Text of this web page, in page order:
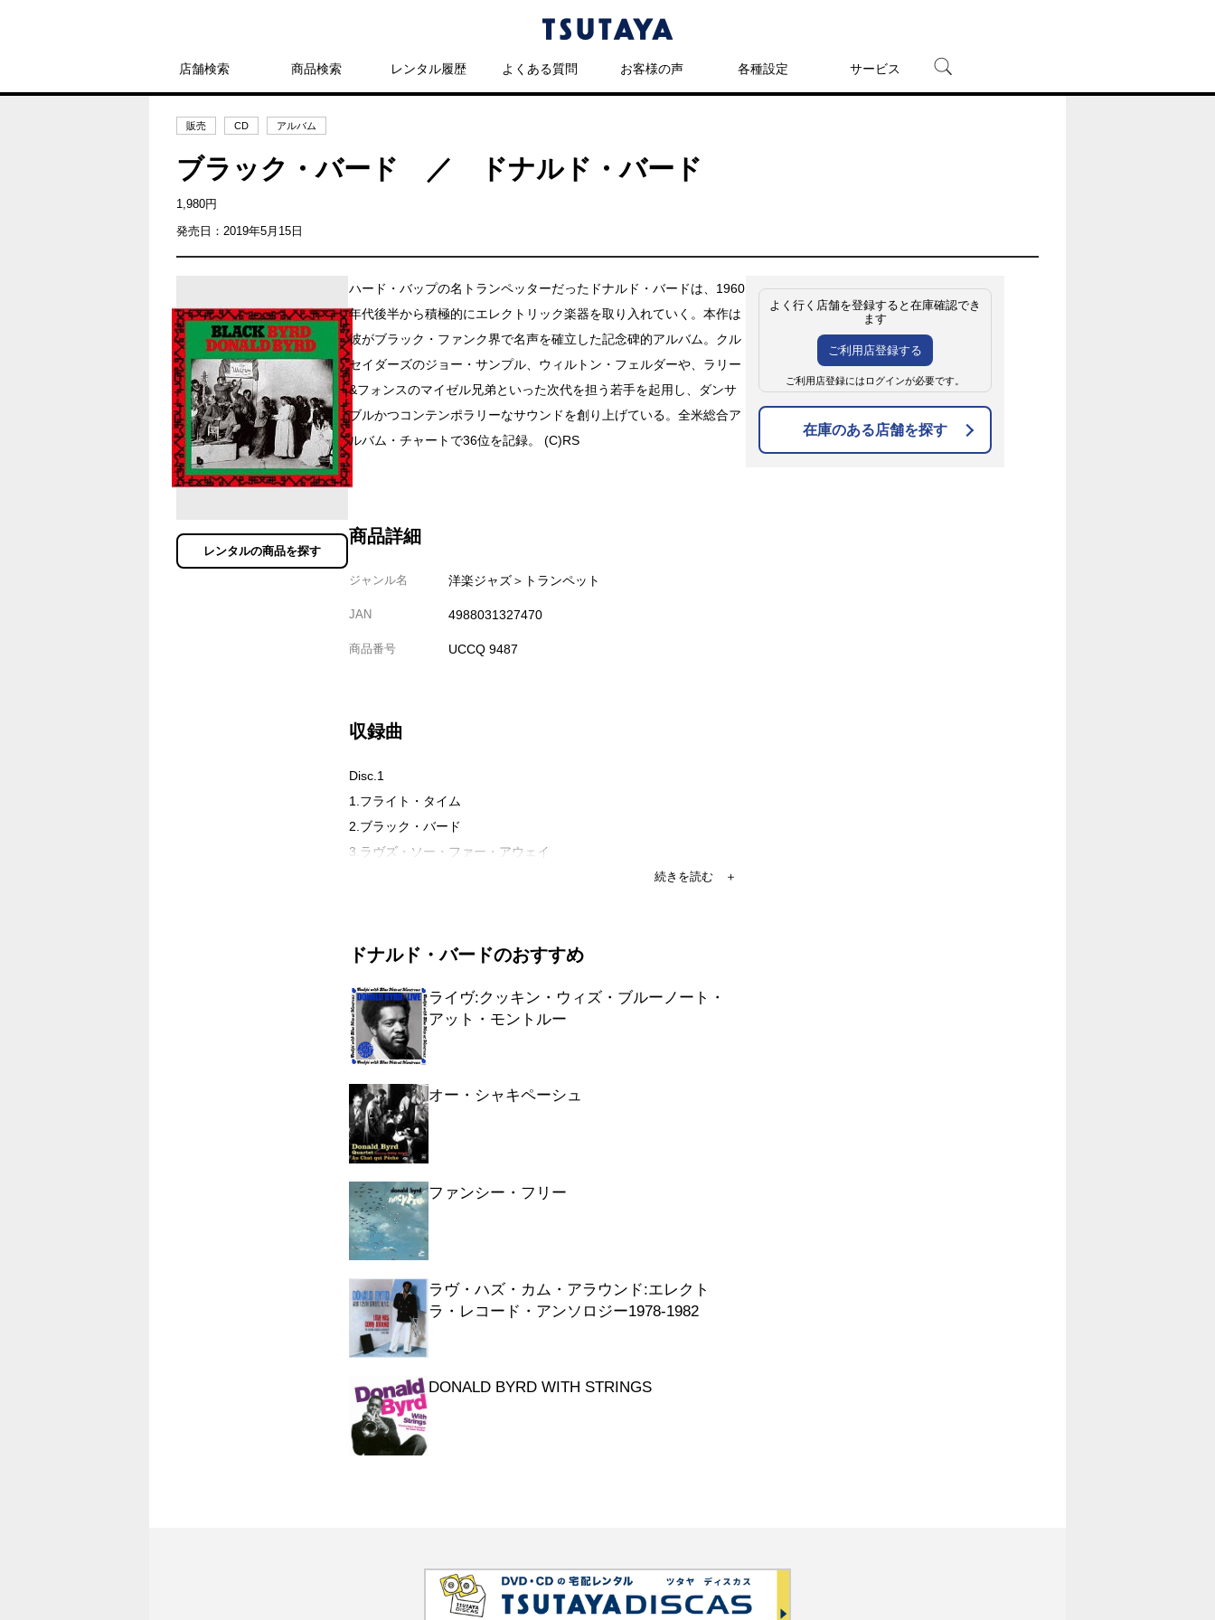
店舗検索 商品検索 レンタル履歴 よくある質問 お客様の声 各種設定 サービス
販売 CD アルバム
ブラック・バード ／ ドナルド・バード
1,980円
発売日：2019年5月15日
レンタルの商品を探す
ハード・バップの名トランペッターだったドナルド・バードは、1960
年代後半から積極的にエレクトリック楽器を取り入れていく。本作は
彼がブラック・ファンク界で名声を確立した記念碑的アルバム。クル
セイダーズのジョー・サンプル、ウィルトン・フェルダーや、ラリー
&フォンスのマイゼル兄弟といった次代を担う若手を起用し、ダンサ
ブルかつコンテンポラリーなサウンドを創り上げている。全米総合ア
ルバム・チャートで36位を記録。 (C)RS
商品詳細
ジャンル名 洋楽ジャズ＞トランペット
JAN 4988031327470
商品番号 UCCQ 9487
収録曲
Disc.1
1.フライト・タイム
2.ブラック・バード
3.ラヴズ・ソー・ファー・アウェイ
7.ホエア・アー・ウィ・ゴーイング?
ドナルド・バードのおすすめ
ライヴ:クッキン・ウィズ・ブルーノート・
アット・モントルー
オー・シャキペーシュ
ファンシー・フリー
ラヴ・ハズ・カム・アラウンド:エレクト
ラ・レコード・アンソロジー1978-1982
DONALD BYRD WITH STRINGS
よく行く店舗を登録すると在庫確認でき
ます
ご利用店登録する
ご利用店登録にはログインが必要です。
在庫のある店舗を探す